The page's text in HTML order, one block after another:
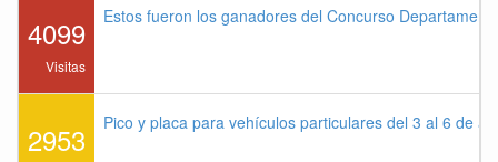
4099
Visitas
Estos fueron los ganadores del Concurso
2953 Pico y placa para vehículos particulares del 3 al 6 de